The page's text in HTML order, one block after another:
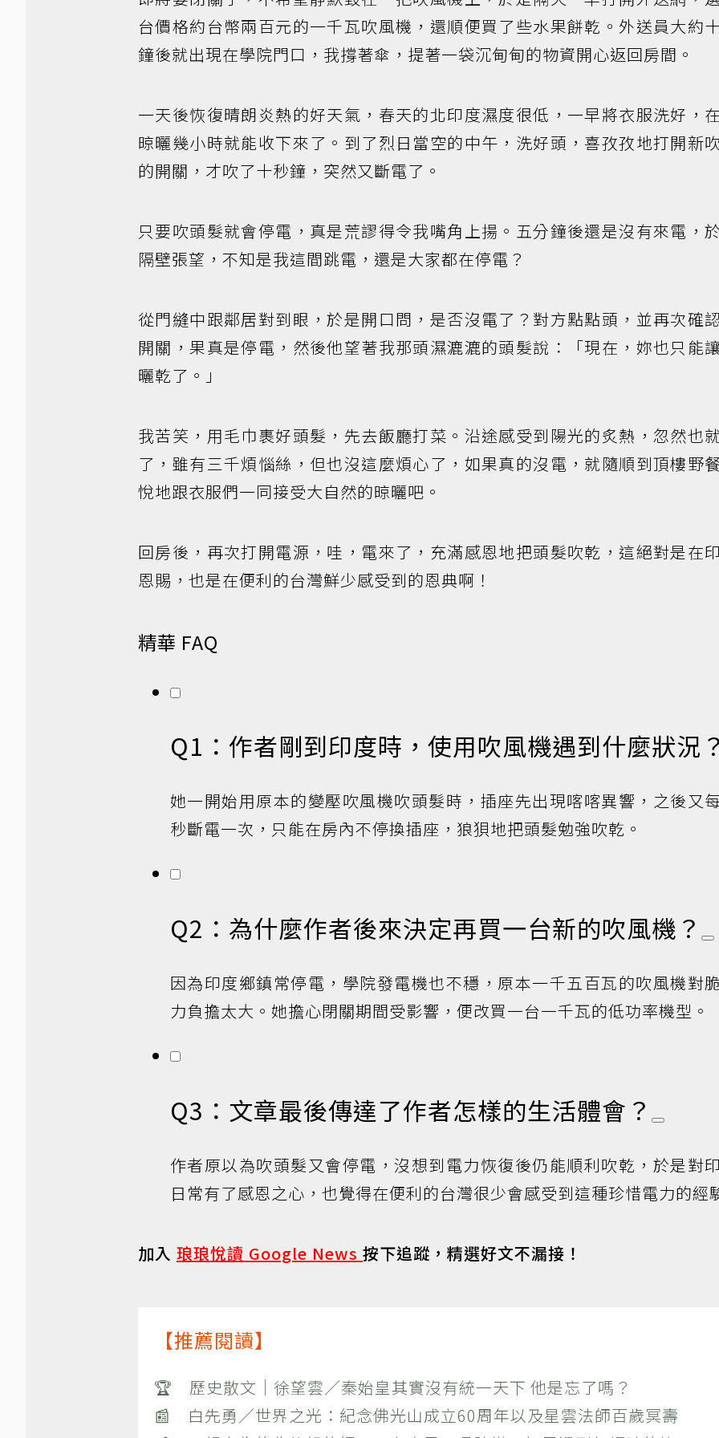
台價格約台幣兩百元的一千瓦吹風機，還順便買了些水果餅乾。外送員大約
鐘後就出現在學院門口，我撐著傘，提著一袋沉甸甸的物資開心返回房間。
一天後恢復晴朗炎熱的好天氣，春天的北印度濕度很低，一早將衣服洗好，
晾曬幾小時就能收下來了。到了烈日當空的中午，洗好頭，喜孜孜地打開新
的開關，才吹了十秒鐘，突然又斷電了。
只要吹頭髮就會停電，真是荒謬得令我嘴角上揚。五分鐘後還是沒有來電，
隔壁張望，不知是我這間跳電，還是大家都在停電？
從門縫中跟鄰居對到眼，於是開口問，是否沒電了？對方點點頭，並再次確
開關，果真是停電，然後他望著我那頭濕漉漉的頭髮說：「現在，妳也只能
曬乾了。」
我苦笑，用毛巾裹好頭髮，先去飯廳打菜。沿途感受到陽光的炙熱，忽然也
了，雖有三千煩惱絲，但也沒這麼煩心了，如果真的沒電，就隨順到頂樓野
悅地跟衣服們一同接受大自然的晾曬吧。
回房後，再次打開電源，哇，電來了，充滿感恩地把頭髮吹乾，這絕對是在
恩賜，也是在便利的台灣鮮少感受到的恩典啊！
精華 FAQ
Q1：作者剛到印度時，使用吹風機遇到什麼狀況
她一開始用原本的變壓吹風機吹頭髮時，插座先出現喀喀異響，之後又
秒斷電一次，只能在房內不停換插座，狼狽地把頭髮勉強吹乾。
Q2：為什麼作者後來決定再買一台新的吹風機？
因為印度鄉鎮常停電，學院發電機也不穩，原本一千五百瓦的吹風機對
力負擔太大。她擔心閉關期間受影響，便改買一台一千瓦的低功率機型。
Q3：文章最後傳達了作者怎樣的生活體會？
作者原以為吹頭髮又會停電，沒想到電力恢復後仍能順利吹乾，於是對
日常有了感恩之心，也覺得在便利的台灣很少會感受到這種珍惜電力的經
加入 琅琅悅讀 Google News 按下追蹤，精選好文不漏接！
【推薦閱讀】
🏆 歷史散文｜徐望雲／秦始皇其實沒有統一天下 他是忘了嗎？
📰 白先勇／世界之光：紀念佛光山成立60周年以及星雲法師百歲冥壽